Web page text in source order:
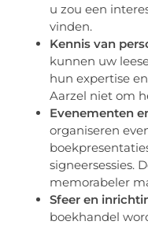
u zou een
vinden.
Kennis van
kunnen uw
hun expertise
Aarzel niet om
Evenementen
organiseren
signeersessies.
memorabeler
Sfeer en
boekhandel